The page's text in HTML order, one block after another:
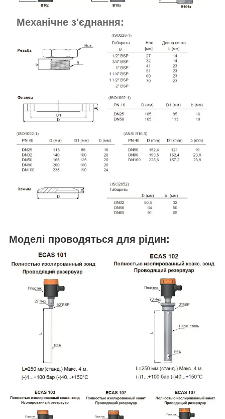
Механічне з'єднання:
Моделі проводяться для рідин: